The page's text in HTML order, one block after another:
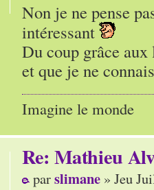
Non je ne pense
intéressant
Du coup grâce
et que je ne
Imagine le monde
Re: Mathieu
parslimane » Jeu